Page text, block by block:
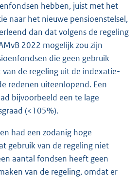
hebben, juist met het
naar het nieuwe pensioenstelsel,
dan dat volgens de regeling
2022 mogelijk zou zijn
die geen gebruik
de regeling uit de indexatie-
redenen uiteenlopend. Een
bijvoorbeeld een te lage
(<105%).
had een zodanig hoge
gebruik van de regeling niet
aantal fondsen heeft geen
van de regeling, omdat er